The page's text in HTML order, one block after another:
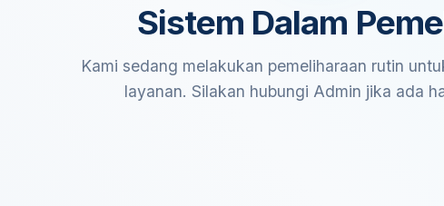
Sistem Dalam
Kami sedang melakukan pemeliharaan rutin
layanan. Silakan hubungi Admin jika ada